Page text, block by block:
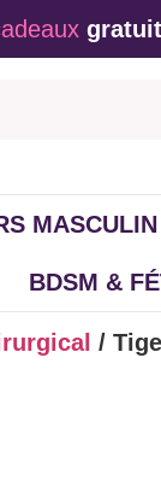
MASCULIN
BDSM &
/